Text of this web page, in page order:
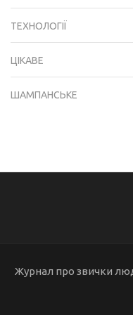
ТЕХНОЛОГІЇ
ЦІКАВЕ
ШАМПАНСЬКЕ
Журнал про звички